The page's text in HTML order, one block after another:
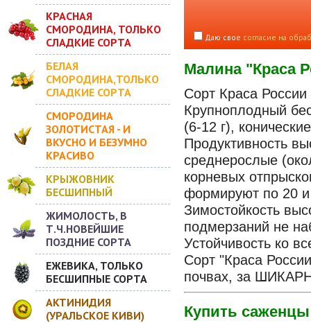
КРАСНАЯ
СМОРОДИНА, ТОЛЬКО
СЛАДКИЕ СОРТА
БЕЛАЯ
СМОРОДИНА,ТОЛЬКО
СЛАДКИЕ СОРТА
СМОРОДИНА
ЗОЛОТИСТАЯ - И
ВКУСНО И БЕЗУМНО
КРАСИВО
КРЫЖОВНИК
БЕСШИПНЫЙ
ЖИМОЛОСТЬ, В
Т.Ч.НОВЕЙШИЕ
ПОЗДНИЕ СОРТА
ЕЖЕВИКА, ТОЛЬКО
БЕСШИПНЫЕ СОРТА
АКТИНИДИЯ
(УРАЛЬСКОЕ КИВИ)
Даю свое согласие на
Малина "Краса
Сорт Краса
Крупноплодный
(6-12 г),
Продуктивность
среднерослые
корневых
формируют по 20
Зимостойкость
подмерзаний не
Устойчивость ко
Сорт "Краса
почвах, за
Купить